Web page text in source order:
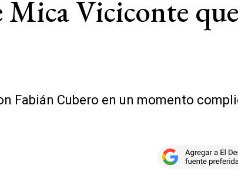
Viciconte
Fabián Cubero en un momento